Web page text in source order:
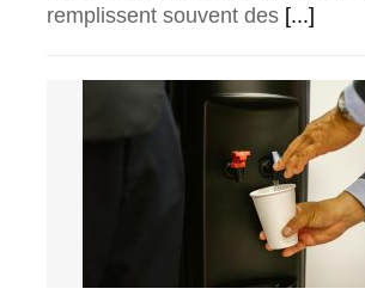
remplissent souvent des [...]